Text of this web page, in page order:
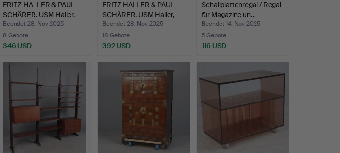
FRITZ HALLER & PAUL
SCHÄRER. USM Haller,
R…
Beendet 28. Nov 2025
8 Gebote
346 USD
FRITZ HALLER & PAUL
SCHÄRER. USM Haller,
R…
Beendet 28. Nov 2025
18 Gebote
392 USD
Schallplattenregal / Regal
für Magazine un…
Beendet 14. Nov 2025
5 Gebote
116 USD